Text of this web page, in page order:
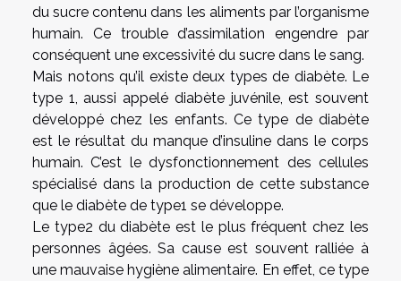
du sucre contenu dans les aliments par l’organisme
humain. Ce trouble d’assimilation engendre par
conséquent une excessivité du sucre dans le sang.
Mais notons qu’il existe deux types de diabète. Le
type 1, aussi appelé diabète juvénile, est souvent
développé chez les enfants. Ce type de diabète
est le résultat du manque d’insuline dans le corps
humain. C’est le dysfonctionnement des cellules
spécialisé dans la production de cette substance
que le diabète de type1 se développe.
Le type2 du diabète est le plus fréquent chez les
personnes âgées. Sa cause est souvent ralliée à
une mauvaise hygiène alimentaire. En effet, ce type